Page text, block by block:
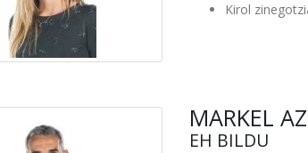
Kirol
MARKEL
EH BILDU